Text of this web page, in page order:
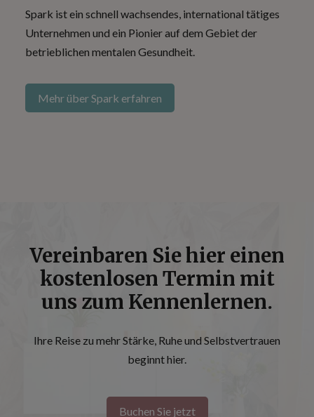
Spark ist ein schnell wachsendes, international tätiges
Unternehmen und ein Pionier auf dem Gebiet der
betrieblichen mentalen Gesundheit.
Mehr über Spark erfahren
Vereinbaren Sie hier einen
kostenlosen Termin mit
uns zum Kennenlernen.
Ihre Reise zu mehr Stärke, Ruhe und Selbstvertrauen
beginnt hier.
Buchen Sie jetzt